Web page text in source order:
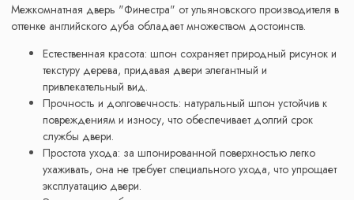
Межкомнатная дверь "Финестра" от ульяновского производителя в
оттенке английского дуба обладает множеством достоинств.
Естественная красота: шпон сохраняет природный рисунок и
текстуру дерева, придавая двери элегантный и
привлекательный вид.
Прочность и долговечность: натуральный шпон устойчив к
повреждениям и износу, что обеспечивает долгий срок
службы двери.
Простота ухода: за шпонированной поверхностью легко
ухаживать, она не требует специального ухода, что упрощает
эксплуатацию двери.